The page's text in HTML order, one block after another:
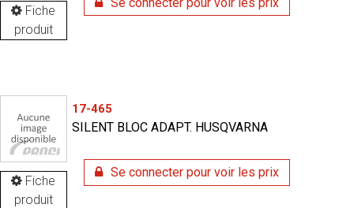
Fiche
produit
Fiche
produit
17-465
SILENT BLOC ADAPT. HUSQVARNA
Se connecter pour voir les prix